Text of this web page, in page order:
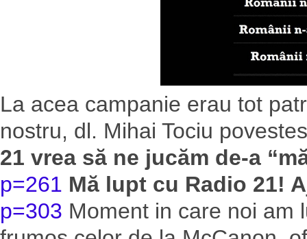
La acea campanie erau tot
nostru, dl. Mihai Tociu
21 vrea să ne jucăm de-a
p=261 Mă lupt cu Radio 21!
p=303 Moment in care noi am